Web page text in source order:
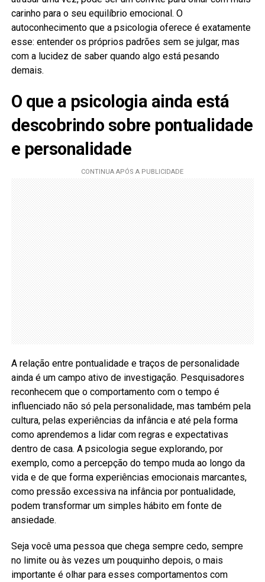
carinho para o seu equilíbrio emocional. O
autoconhecimento que a psicologia oferece é exatamente
esse: entender os próprios padrões sem se julgar, mas
com a lucidez de saber quando algo está pesando
demais.
O que a psicologia ainda está
descobrindo sobre pontualidade
e personalidade
A relação entre pontualidade e traços de personalidade
ainda é um campo ativo de investigação. Pesquisadores
reconhecem que o comportamento com o tempo é
influenciado não só pela personalidade, mas também pela
cultura, pelas experiências da infância e até pela forma
como aprendemos a lidar com regras e expectativas
dentro de casa. A psicologia segue explorando, por
exemplo, como a percepção do tempo muda ao longo da
vida e de que forma experiências emocionais marcantes,
como pressão excessiva na infância por pontualidade,
podem transformar um simples hábito em fonte de
ansiedade.
Seja você uma pessoa que chega sempre cedo, sempre
no limite ou às vezes um pouquinho depois, o mais
importante é olhar para esses comportamentos com